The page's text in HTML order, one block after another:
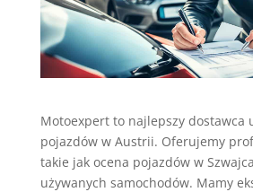
Motoexpert to najlepszy dostawca
pojazdów w Austrii. Oferujemy
takie jak ocena pojazdów w
używanych samochodów. Mamy